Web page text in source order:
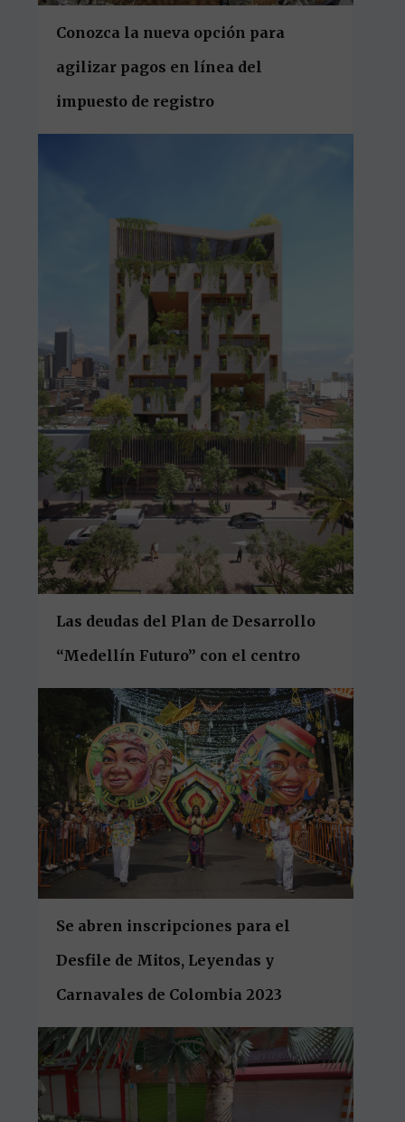
Conozca la nueva opción para
agilizar pagos en línea del
impuesto de registro
Las deudas del Plan de Desarrollo
“Medellín Futuro” con el centro
Se abren inscripciones para el
Desfile de Mitos, Leyendas y
Carnavales de Colombia 2023